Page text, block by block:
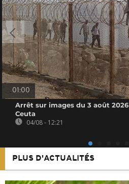
01:00
Arrêt sur images du 3 août
Ceuta
04/08 - 12:21
PLUS D'ACTUALITÉS